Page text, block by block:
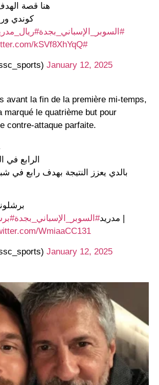
هنا قصة
كوندي
#السوبر_الإسباني_بجدة
#SSC
kSVf8XhYqQ
January 12, 2025
avant la fin de la première mi-temps,
marqué le quatrième but pour
contre-attaque parfaite.
الرابع في
بالدي يعزز النتيجة بهدف رابع في
مدريد#السوبر_الإسباني_بجدة
|
WmiaaCC131
January 12, 2025